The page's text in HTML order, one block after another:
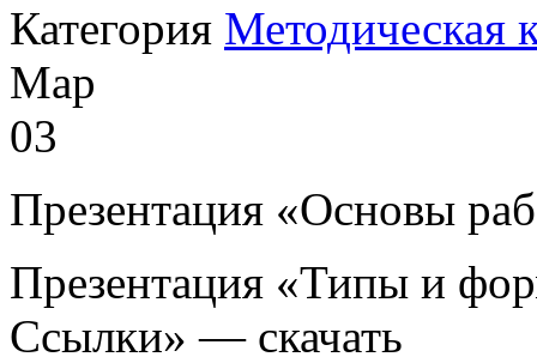
Категория Методическая
Мар
03
Презентация «Основы
Презентация «Типы и
Ссылки» — скачать